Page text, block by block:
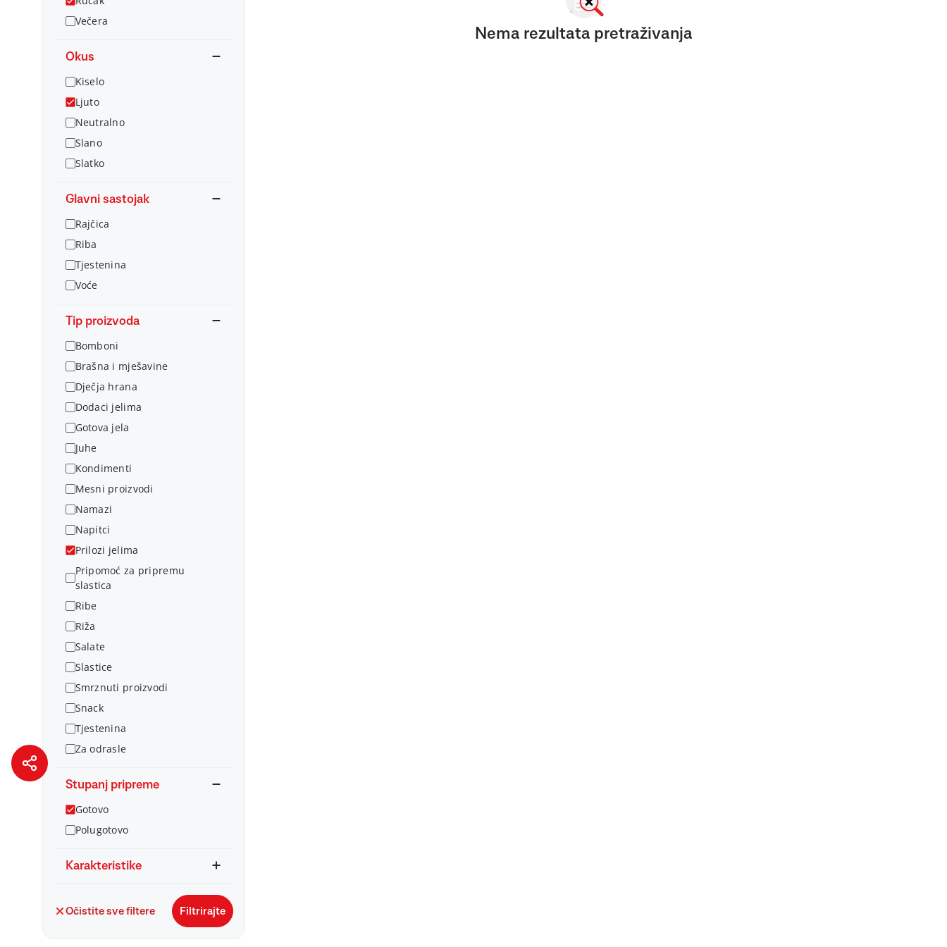
Večera
Okus
Kiselo
Ljuto
Neutralno
Slano
Slatko
Glavni sastojak
Rajčica
Riba
Tjestenina
Voće
Tip proizvoda
Bomboni
Brašna i mješavine
Dječja hrana
Dodaci jelima
Gotova jela
Juhe
Kondimenti
Mesni proizvodi
Namazi
Napitci
Prilozi jelima
Pripomoć za pripremu
slastica
Ribe
Riža
Salate
Slastice
Smrznuti proizvodi
Snack
Tjestenina
Za odrasle
Stupanj pripreme
Gotovo
Polugotovo
Karakteristike
Očistite sve filtere Filtrirajte
Nema rezultata pretraživanja